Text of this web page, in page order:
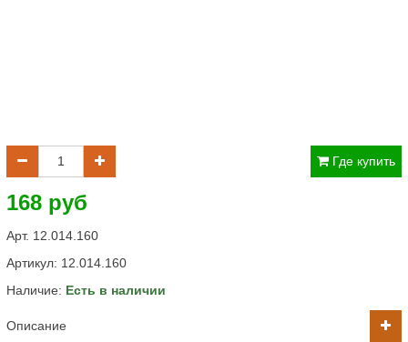
Где купить
168 руб
Арт. 12.014.160
Артикул: 12.014.160
Наличие: Есть в наличии
Описание